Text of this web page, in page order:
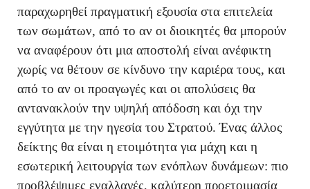
παραχωρηθεί πραγματική εξουσία στα επιτελεία
των σωμάτων, από το αν οι διοικητές θα μπορούν
να αναφέρουν ότι μια αποστολή είναι ανέφικτη
χωρίς να θέτουν σε κίνδυνο την καριέρα τους, και
από το αν οι προαγωγές και οι απολύσεις θα
αντανακλούν την υψηλή απόδοση και όχι την
εγγύτητα με την ηγεσία του Στρατού. Ένας άλλος
δείκτης θα είναι η ετοιμότητα για μάχη και η
εσωτερική λειτουργία των ενόπλων δυνάμεων: πιο
προβλέψιμες εναλλαγές, καλύτερη προετοιμασία